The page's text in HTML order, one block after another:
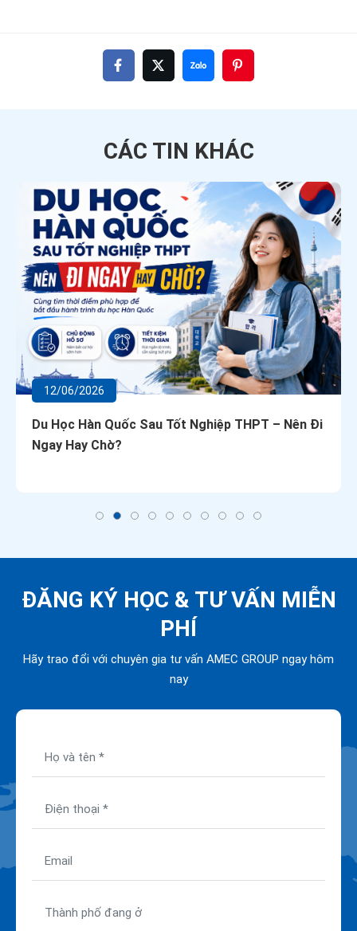
CÁC TIN KHÁC
12/06/2026
Du Học Hàn Quốc Sau Tốt Nghiệp THPT – Nên Đi
Ngay Hay Chờ?
ĐĂNG KÝ HỌC & TƯ VẤN MIỄN
PHÍ
Hãy trao đổi với chuyên gia tư vấn AMEC GROUP ngay hôm
nay